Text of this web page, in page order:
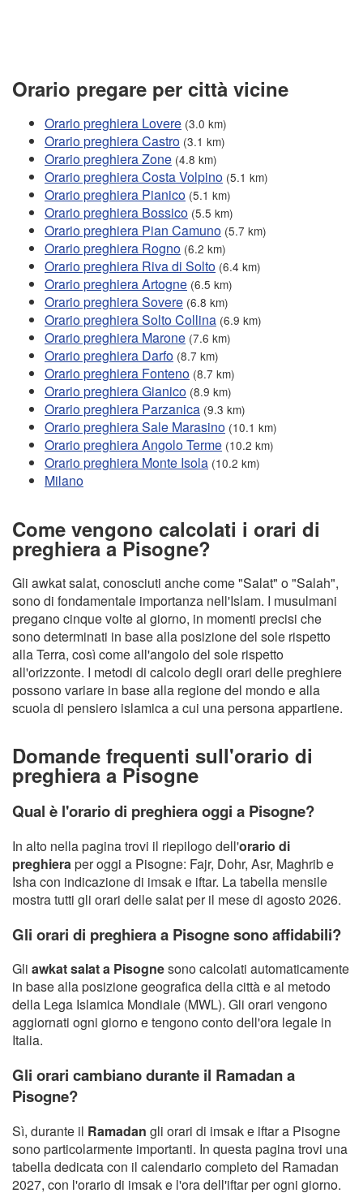
Orario pregare per città vicine
Orario preghiera Lovere (3.0 km)
Orario preghiera Castro (3.1 km)
Orario preghiera Zone (4.8 km)
Orario preghiera Costa Volpino (5.1 km)
Orario preghiera Pianico (5.1 km)
Orario preghiera Bossico (5.5 km)
Orario preghiera Pian Camuno (5.7 km)
Orario preghiera Rogno (6.2 km)
Orario preghiera Riva di Solto (6.4 km)
Orario preghiera Artogne (6.5 km)
Orario preghiera Sovere (6.8 km)
Orario preghiera Solto Collina (6.9 km)
Orario preghiera Marone (7.6 km)
Orario preghiera Darfo (8.7 km)
Orario preghiera Fonteno (8.7 km)
Orario preghiera Gianico (8.9 km)
Orario preghiera Parzanica (9.3 km)
Orario preghiera Sale Marasino (10.1 km)
Orario preghiera Angolo Terme (10.2 km)
Orario preghiera Monte Isola (10.2 km)
Milano
Come vengono calcolati i orari di
preghiera a Pisogne?
Gli awkat salat, conosciuti anche come "Salat" o "Salah",
sono di fondamentale importanza nell'Islam. I musulmani
pregano cinque volte al giorno, in momenti precisi che
sono determinati in base alla posizione del sole rispetto
alla Terra, così come all'angolo del sole rispetto
all'orizzonte. I metodi di calcolo degli orari delle preghiere
possono variare in base alla regione del mondo e alla
scuola di pensiero islamica a cui una persona appartiene.
Domande frequenti sull'orario di
preghiera a Pisogne
Qual è l'orario di preghiera oggi a Pisogne?
In alto nella pagina trovi il riepilogo dell'orario di
preghieraper oggi a Pisogne: Fajr, Dohr, Asr, Maghrib e
Isha con indicazione di imsak e iftar. La tabella mensile
mostra tutti gli orari delle salat per il mese di agosto 2026.
Gli orari di preghiera a Pisogne sono affidabili?
Gli awkat salat a Pisognesono calcolati automaticamente
in base alla posizione geografica della città e al metodo
della Lega Islamica Mondiale (MWL). Gli orari vengono
aggiornati ogni giorno e tengono conto dell'ora legale in
Italia.
Gli orari cambiano durante il Ramadan a
Pisogne?
Sì, durante il Ramadan gli orari di imsak e iftar a Pisogne
sono particolarmente importanti. In questa pagina trovi una
tabella dedicata con il calendario completo del Ramadan
2027, con l'orario di imsak e l'ora dell'iftar per ogni giorno.